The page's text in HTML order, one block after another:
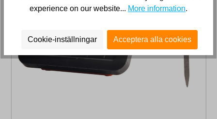
experience on our website... More information.
Cookie-inställningar Acceptera alla cookies